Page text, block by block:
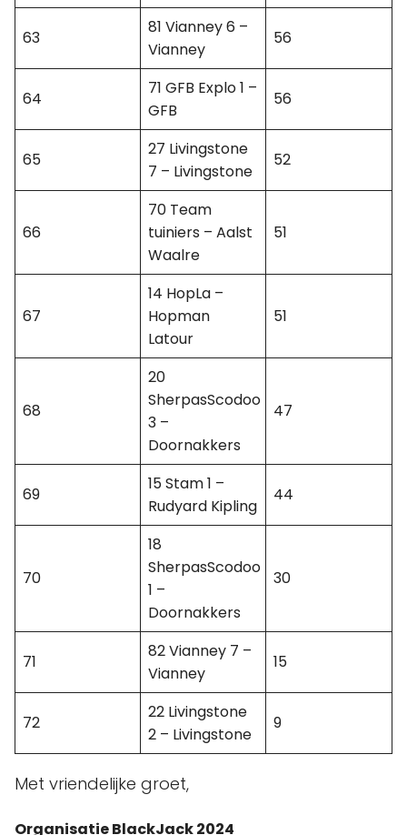
63
81 Vianney 6 –
Vianney
56
64
71 GFB Explo 1 –
GFB
56
65
27 Livingstone
7 – Livingstone
52
66
70 Team
tuiniers – Aalst
Waalre
51
67
14 HopLa –
Hopman
Latour
51
68
20
SherpasScodoo
3 –
Doornakkers
47
69
15 Stam 1 –
Rudyard Kipling
44
70
18
SherpasScodoo
1 –
Doornakkers
30
71
82 Vianney 7 –
Vianney
15
72
22 Livingstone
2 – Livingstone
9
Met vriendelijke groet,
Organisatie BlackJack 2024